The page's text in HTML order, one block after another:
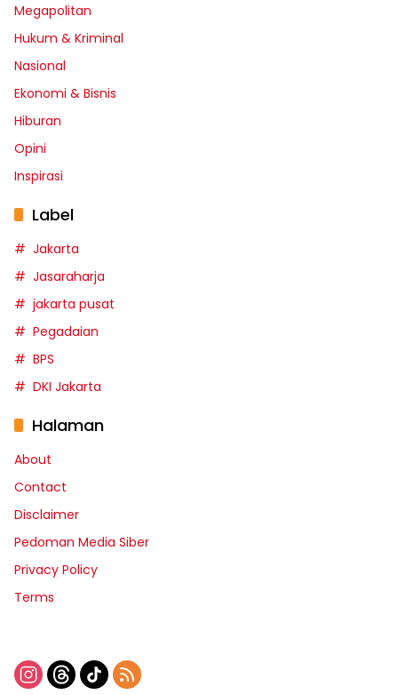
Megapolitan
Hukum & Kriminal
Nasional
Ekonomi & Bisnis
Hiburan
Opini
Inspirasi
Label
Jakarta
Jasaraharja
jakarta pusat
Pegadaian
BPS
DKI Jakarta
Halaman
About
Contact
Disclaimer
Pedoman Media Siber
Privacy Policy
Terms